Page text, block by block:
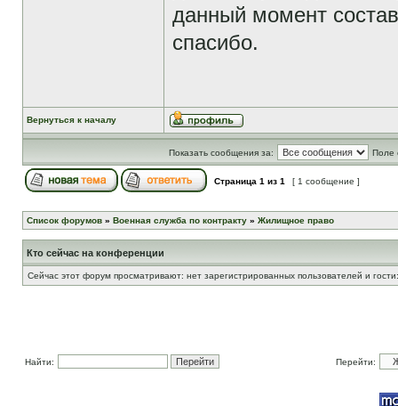
данный момент
спасибо.
Вернуться к началу
Показать сообщения за: Поле
Страница 1 из 1 [ 1 сообщение ]
Список форумов » Военная служба по контракту » Жилищное право
Кто сейчас на конференции
Сейчас этот форум просматривают: нет зарегистрированных пользователей и
Найти: Перейти: